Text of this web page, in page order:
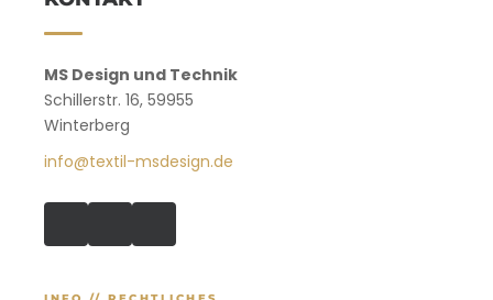
MS Design und Technik
Schillerstr. 16, 59955
Winterberg
info@textil-msdesign.de